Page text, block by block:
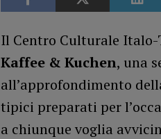
Il Centro Culturale
Kaffee & Kuchen, una
all’approfondimento
tipici preparati per
a chiunque voglia